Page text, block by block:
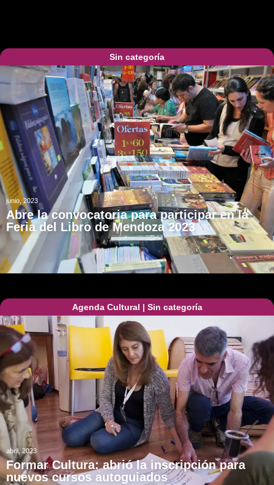
Sin categoría
junio, 2023
Abre la convocatoria para participar en la
Feria del Libro de Mendoza 2023
Agenda Cultural | Sin categoría
abril, 2023
Formar Cultura: abrió la inscripción para
nuevos cursos autoguiados